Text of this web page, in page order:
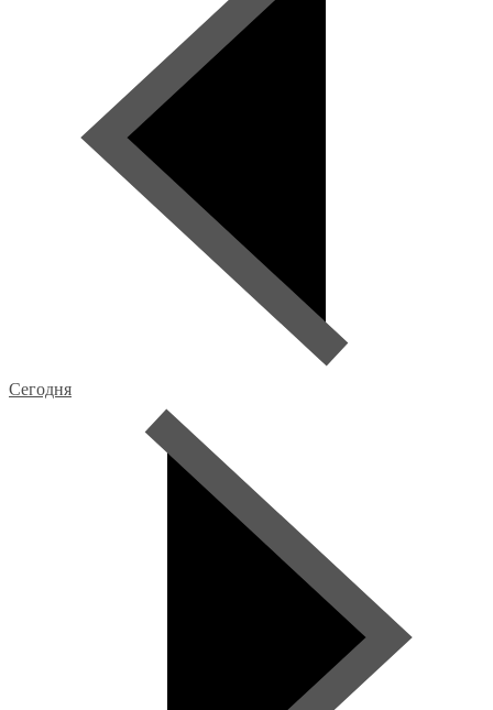
Сегодня